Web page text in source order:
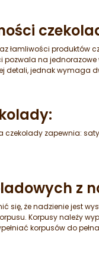
łamliwości
na
jednak wymaga
zapewnia:
z
się, że nadzienie jest
Korpusy należy
korpusów do